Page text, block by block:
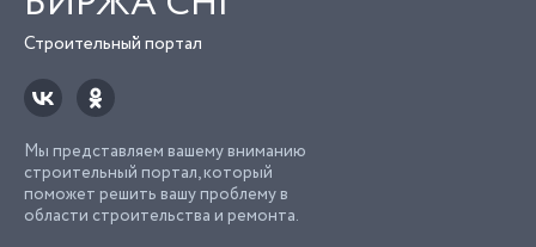
Строительный портал
Мы представляем вашему вниманию
строительный портал, который
поможет решить вашу проблему в
области строительства и ремонта.